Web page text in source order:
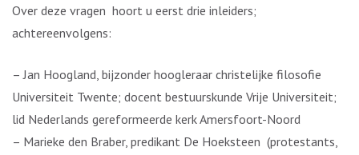
Over deze vragen hoort u eerst drie inleiders;
achtereenvolgens:
– Jan Hoogland, bijzonder hoogleraar christelijke filosofie
Universiteit Twente; docent bestuurskunde Vrije Universiteit;
lid Nederlands gereformeerde kerk Amersfoort-Noord
– Marieke den Braber, predikant De Hoeksteen (protestants,